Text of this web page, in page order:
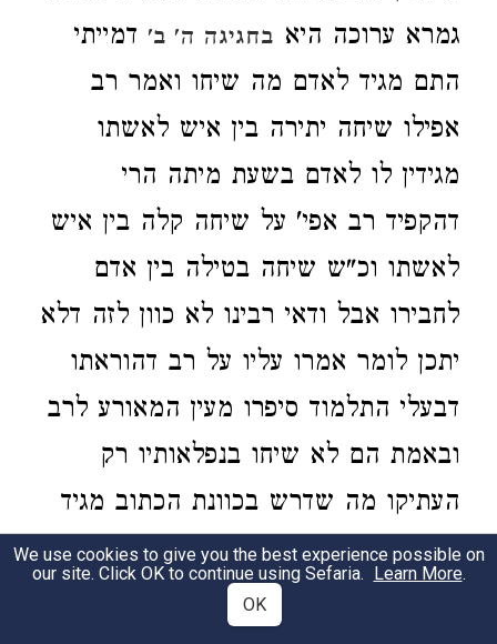
גמרא ערוכה היא בחגיגה ה' ב' דמייתי
התם מגיד לאדם מה שיחו ואמר רב
אפילו שיחה יתירה בין איש לאשתו
מגידין לו לאדם בשעת מיתה הרי
דהקפיד רב אפי' על שיחה קלה בין איש
לאשתו וכ"ש שיחה בטילה בין אדם
לחבירו אבל ודאי רבינו לא כוון לזה דלא
יתכן לומר אמרו עליו על רב דהוראתו
דבעלי התלמוד סיפרו מעין המאורע לרב
ובאמת הם לא שיחו בנפלאותיו רק
העתיקו מה שדרש בכוונת הכתוב מגיד
לאדם וגו' ומסתמא נאה דורש ונאה
מקיים דאפילו עם אשתו לא הי' שח
We use cookies to give you the best experience possible on
our site. Click OK to continue using Sefaria. Learn More.
OK